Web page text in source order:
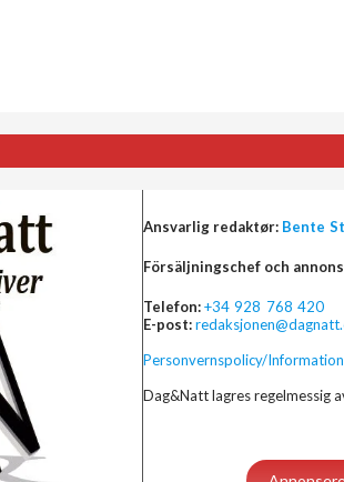
Ansvarlig redaktør: Bente
Försäljningschef och
Telefon:+34 928 768 420
E-post:
Personvernspolicy/
Dag&Natt lagres regelmessig